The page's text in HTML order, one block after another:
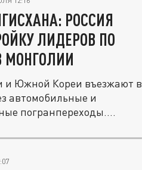
РОССИЯ
ЛИДЕРОВ ПО
МОНГОЛИИ
и Южной Кореи въезжают в
автомобильные и
погранпереходы.